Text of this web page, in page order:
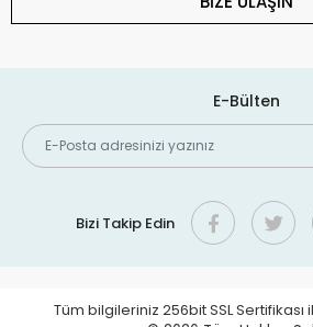
E-Bülten
Bizi Takip Edin
Tüm bilgileriniz 256bit SSL